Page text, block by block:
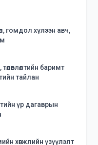
гомдол хүлээн авч,
баримт
тайлан
үр дагаврын
хөгжлийн үзүүлэлт